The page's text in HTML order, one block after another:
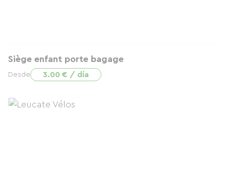
Siège enfant porte bagage
Desde 3.00 € / día